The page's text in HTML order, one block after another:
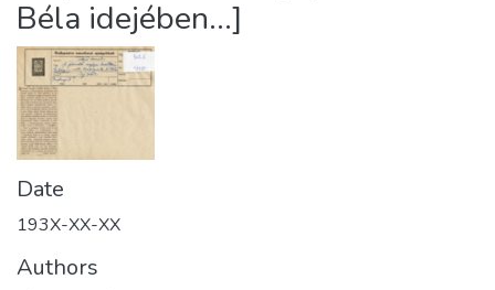
Béla idejében...]
Date
193X-XX-XX
Authors